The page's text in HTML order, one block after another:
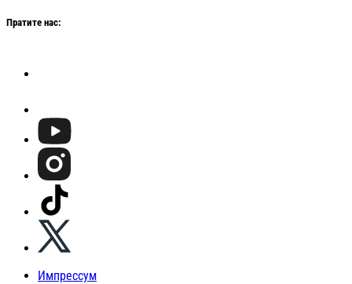
Пратите нас:
Импрессум